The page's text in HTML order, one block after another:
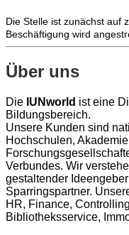
Die Stelle ist zunächst auf
Beschäftigung wird
Über uns
Die IUNworld ist eine
Bildungsbereich.
Unsere Kunden sind
Hochschulen,
Verbundes. Wir
gestaltender
Sparringspartner.
HR, Finance,
Bibliotheksservice,